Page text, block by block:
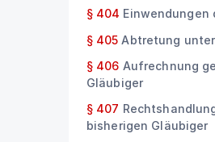
§ 404 Einwendungen
§ 405 Abtretung
§ 406 Aufrechnung
Gläubiger
§ 407
bisherigen Gläubiger